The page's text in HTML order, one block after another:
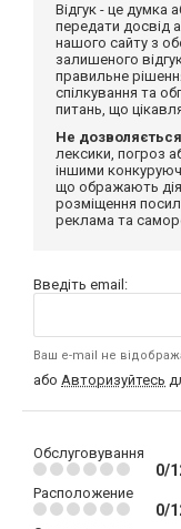
Відгук - це думка
передати досвід
нашого сайту з
залишеного
правильне
спілкування та
питань, що
Не
лексики, погроз
іншими
що ображають
розміщення
реклама та
Введіть email:
Ваш e-mail не
або Авторизуйтесь
Обслуговування
0/
Расположение
0/